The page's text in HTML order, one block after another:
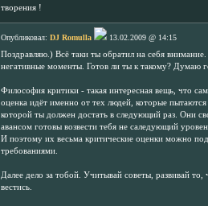
творения !
Опубликовал: DJ Romulla
13.02.2009 @ 14:15
Поздравляю.) Всё таки ты обратил на себя
негативные моменты. Готов ли ты к такому? Думаю
Философия критики - такая интересная вещь, что
оценка идёт именно от тех людей, которые
которой ты должен достать в следующий раз. Они
авансом готовы возвести тебя не саледующий
И поэтому их весьма критические оценки можно
требованиями.
Далее дело за тобой. Учитывай советы, развивай
вестись.